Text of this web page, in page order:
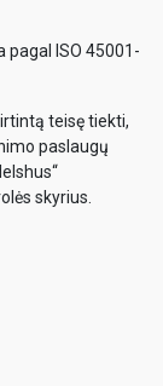
ISO 45001-
teisę tiekti,
paslaugų
skyrius.